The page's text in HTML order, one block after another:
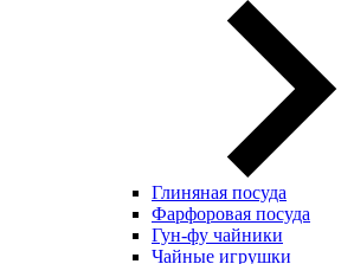
Глиняная посуда
Фарфоровая посуда
Гун-фу чайники
Чайные игрушки